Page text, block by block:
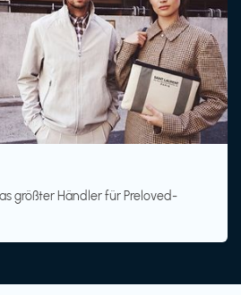
größter Händler für Preloved-